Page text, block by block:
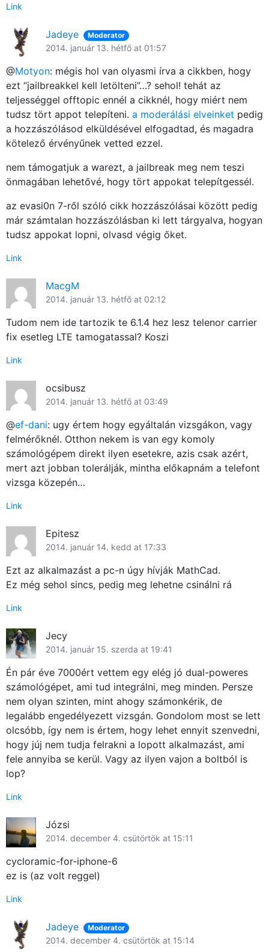
Link
Jadeye Moderator
2014. január 13. hétfő at 01:57
@Motyon: mégis hol van olyasmi írva a cikkben, hogy
ezt “jailbreakkel kell letölteni”…? sehol! tehát az
teljességgel offtopic ennél a cikknél, hogy miért nem
tudsz tört appot telepíteni. a moderálási elveinket pedig
a hozzászólásod elküldésével elfogadtad, és magadra
kötelező érvényűnek vetted ezzel.
nem támogatjuk a warezt, a jailbreak meg nem teszi
önmagában lehetővé, hogy tört appokat telepítgessél.
az evasi0n 7-ről szóló cikk hozzászólásai között pedig
már számtalan hozzászólásban ki lett tárgyalva, hogyan
tudsz appokat lopni, olvasd végig őket.
Link
MacgM
2014. január 13. hétfő at 02:12
Tudom nem ide tartozik te 6.1.4 hez lesz telenor carrier
fix esetleg LTE tamogatassal? Koszi
Link
ocsibusz
2014. január 13. hétfő at 03:49
@ef-dani: ugy értem hogy egyáltalán vizsgákon, vagy
felmérőknél. Otthon nekem is van egy komoly
számológépem direkt ilyen esetekre, azis csak azért,
mert azt jobban tolerálják, mintha előkapnám a telefont
vizsga közepén…
Link
Epitesz
2014. január 14. kedd at 17:33
Ezt az alkalmazást a pc-n úgy hívják MathCad.
Ez még sehol sincs, pedig meg lehetne csinálni rá
Link
Jecy
2014. január 15. szerda at 19:41
Én pár éve 7000ért vettem egy elég jó dual-poweres
számológépet, ami tud integrálni, meg minden. Persze
nem olyan szinten, mint ahogy számonkérik, de
legalább engedélyezett vizsgán. Gondolom most se lett
olcsóbb, így nem is értem, hogy lehet ennyit szenvedni,
hogy júj nem tudja felrakni a lopott alkalmazást, ami
fele annyiba se kerül. Vagy az ilyen vajon a boltból is
lop?
Link
Józsi
2014. december 4. csütörtök at 15:11
cycloramic-for-iphone-6
ez is (az volt reggel)
Link
Jadeye Moderator
2014. december 4. csütörtök at 15:14